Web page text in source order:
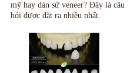
mỹ hay dán sứ veneer? Đây là câu
hỏi được đặt ra nhiều nhất.